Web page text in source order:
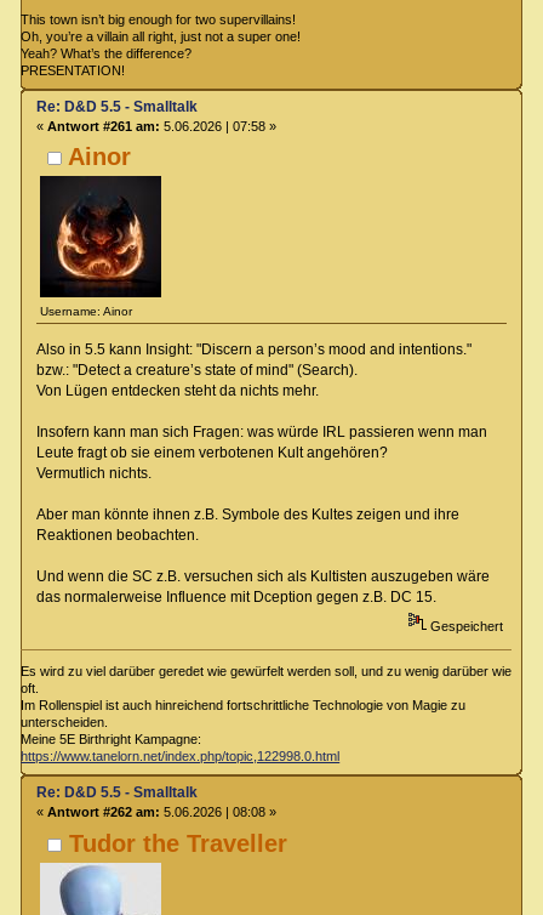
This town isn’t big enough for two supervillains!
Oh, you’re a villain all right, just not a super one!
Yeah? What’s the difference?
PRESENTATION!
Ainor
Username: Ainor
Re: D&D 5.5 - Smalltalk
« Antwort #261 am: 5.06.2026 | 07:58 »
Also in 5.5 kann Insight: "Discern a person’s mood and intentions."
bzw.: "Detect a creature’s state of mind" (Search).
Von Lügen entdecken steht da nichts mehr.
Insofern kann man sich Fragen: was würde IRL passieren wenn man
Leute fragt ob sie einem verbotenen Kult angehören?
Vermutlich nichts.
Aber man könnte ihnen z.B. Symbole des Kultes zeigen und ihre
Reaktionen beobachten.
Und wenn die SC z.B. versuchen sich als Kultisten auszugeben wäre
das normalerweise Influence mit Dception gegen z.B. DC 15.
Gespeichert
Es wird zu viel darüber geredet wie gewürfelt werden soll, und zu wenig darüber wie
oft.
Im Rollenspiel ist auch hinreichend fortschrittliche Technologie von Magie zu
unterscheiden.
Meine 5E Birthright Kampagne:
https://www.tanelorn.net/index.php/topic,122998.0.html
Tudor the Traveller
Re: D&D 5.5 - Smalltalk
« Antwort #262 am: 5.06.2026 | 08:08 »